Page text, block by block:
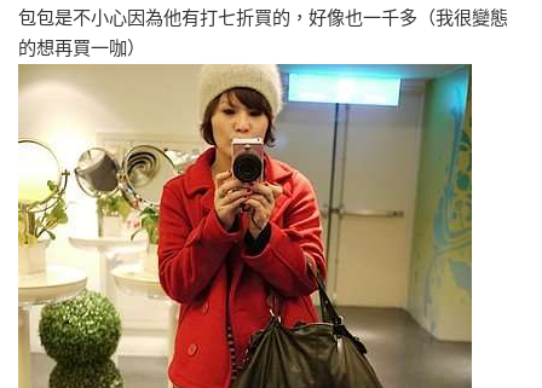
包包是不小心因為他有打七折買的，好像也一千多（我很變態
的想再買一咖）